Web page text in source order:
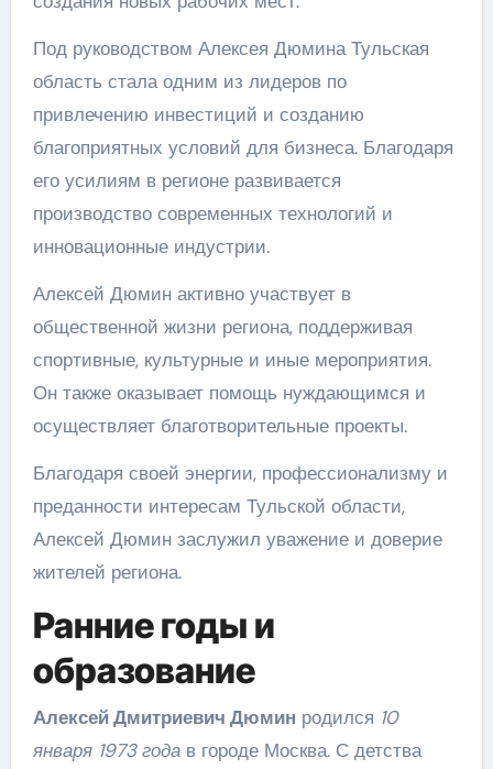
Под руководством Алексея Дюмина Тульская
область стала одним из лидеров по
привлечению инвестиций и созданию
благоприятных условий для бизнеса. Благодаря
его усилиям в регионе развивается
производство современных технологий и
инновационные индустрии.
Алексей Дюмин активно участвует в
общественной жизни региона, поддерживая
спортивные, культурные и иные мероприятия.
Он также оказывает помощь нуждающимся и
осуществляет благотворительные проекты.
Благодаря своей энергии, профессионализму и
преданности интересам Тульской области,
Алексей Дюмин заслужил уважение и доверие
жителей региона.
Ранние годы и
образование
Алексей Дмитриевич Дюмин родился 10
января 1973 годав городе Москва. С детства